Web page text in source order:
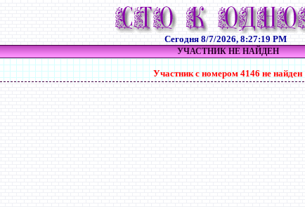
Сегодня 8/7/2026, 8:27:20 PM
УЧАСТНИК НЕ НАЙДЕН
Участник с номером 4146 не найден